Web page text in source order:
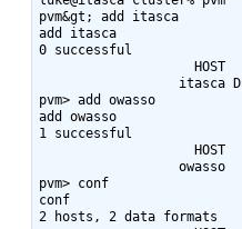
pvm&gt; add itasca
add itasca
0 successful
pvm> add owasso
add owasso
1 successful
pvm> conf
conf
2 hosts, 2 data formats